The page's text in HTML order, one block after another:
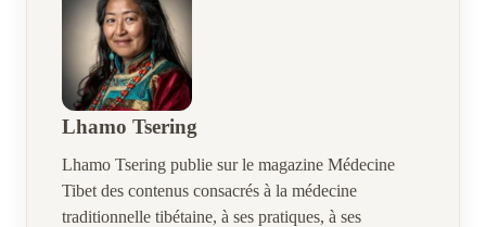
Lhamo Tsering
Lhamo Tsering publie sur le magazine Médecine
Tibet des contenus consacrés à la médecine
traditionnelle tibétaine, à ses pratiques, à ses